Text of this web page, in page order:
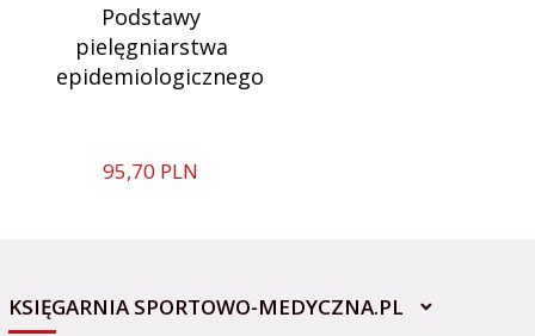
Podstawy
pielęgniarstwa
epidemiologicznego
95,70 PLN
KSIĘGARNIA SPORTOWO-MEDYCZNA.PL